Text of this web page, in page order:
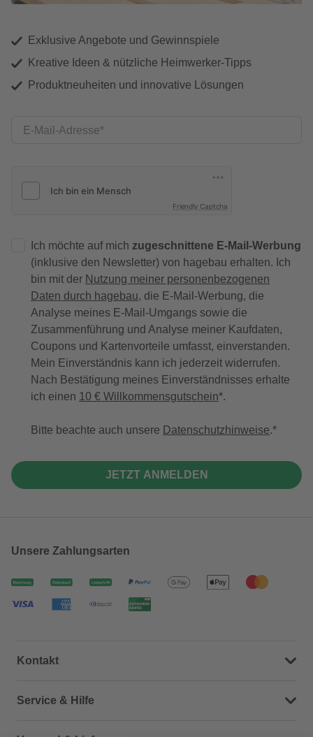
Exklusive Angebote und Gewinnspiele
Kreative Ideen & nützliche Heimwerker-Tipps
Produktneuheiten und innovative Lösungen
E-Mail-Adresse
Friendly Captcha
Ich möchte auf mich zugeschnittene E-Mail-Werbung
(inklusive den Newsletter) von hagebau erhalten. Ich
bin mit der Nutzung meiner personenbezogenen
Daten durch hagebau, die E-Mail-Werbung, die
Analyse meines E-Mail-Umgangs sowie die
Zusammenführung und Analyse meiner Kaufdaten,
Coupons und Kartenvorteile umfasst, einverstanden.
Mein Einverständnis kann ich jederzeit widerrufen.
Nach Bestätigung meines Einverständnisses erhalte
ich einen 10 € Willkommensgutschein*.
Bitte beachte auch unsere Datenschutzhinweise.
JETZT ANMELDEN
Unsere Zahlungsarten
Kontakt
Dein Kontakt zu uns
Service & Hilfe